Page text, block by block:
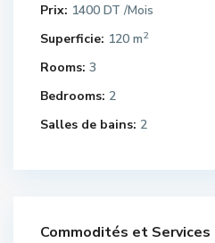
Prix: 1400 DT /Mois
Superficie: 120 m2
Rooms: 3
Bedrooms: 2
Salles de bains: 2
Commodités et Services